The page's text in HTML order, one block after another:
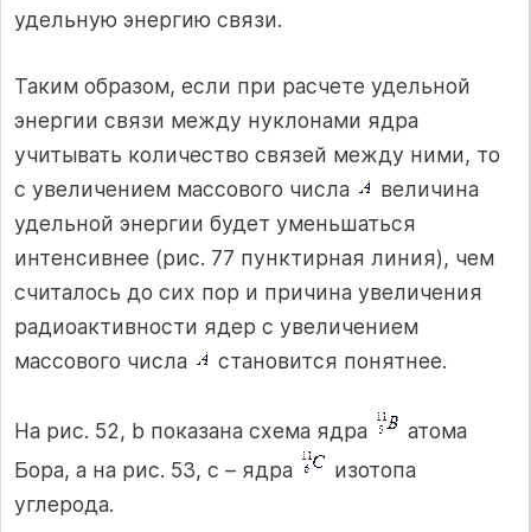
удельную энергию связи.
Таким образом, если при расчете удельной
энергии связи между нуклонами ядра
учитывать количество связей между ними, то
с увеличением массового числа
величина
удельной энергии будет уменьшаться
интенсивнее (рис. 77 пунктирная линия), чем
считалось до сих пор и причина увеличения
радиоактивности ядер с увеличением
массового числа
становится понятнее.
На рис. 52, b показана схема ядра
атома
Бора, а на рис. 53, c – ядра
изотопа
углерода.